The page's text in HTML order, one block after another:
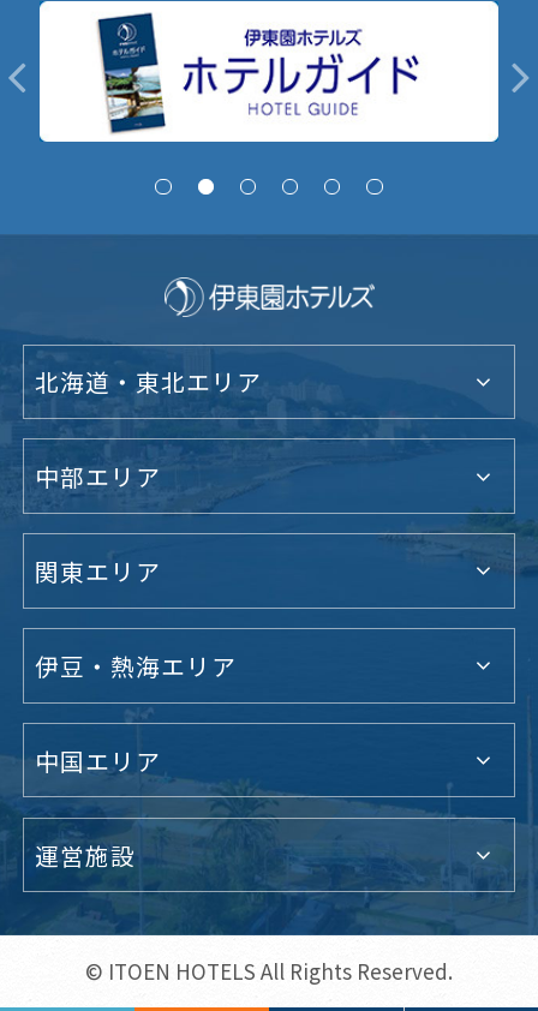
北海道・東北エリア
中部エリア
関東エリア
伊豆・熱海エリア
中国エリア
運営施設
© ITOEN HOTELS All Rights Reserved.